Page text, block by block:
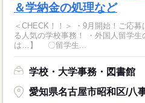
＆学納金の処理など
＜CHECK！！＞ ・9月開始！ご応
る人気の学校事務！ ・外国人留学生のサポ
は…】 〇留学生...
学校・大学事務・図書館
愛知県名古屋市昭和区/八